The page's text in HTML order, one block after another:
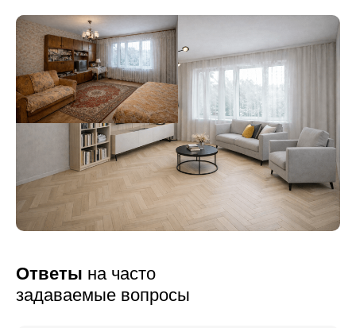
Ответы на часто
задаваемые вопросы